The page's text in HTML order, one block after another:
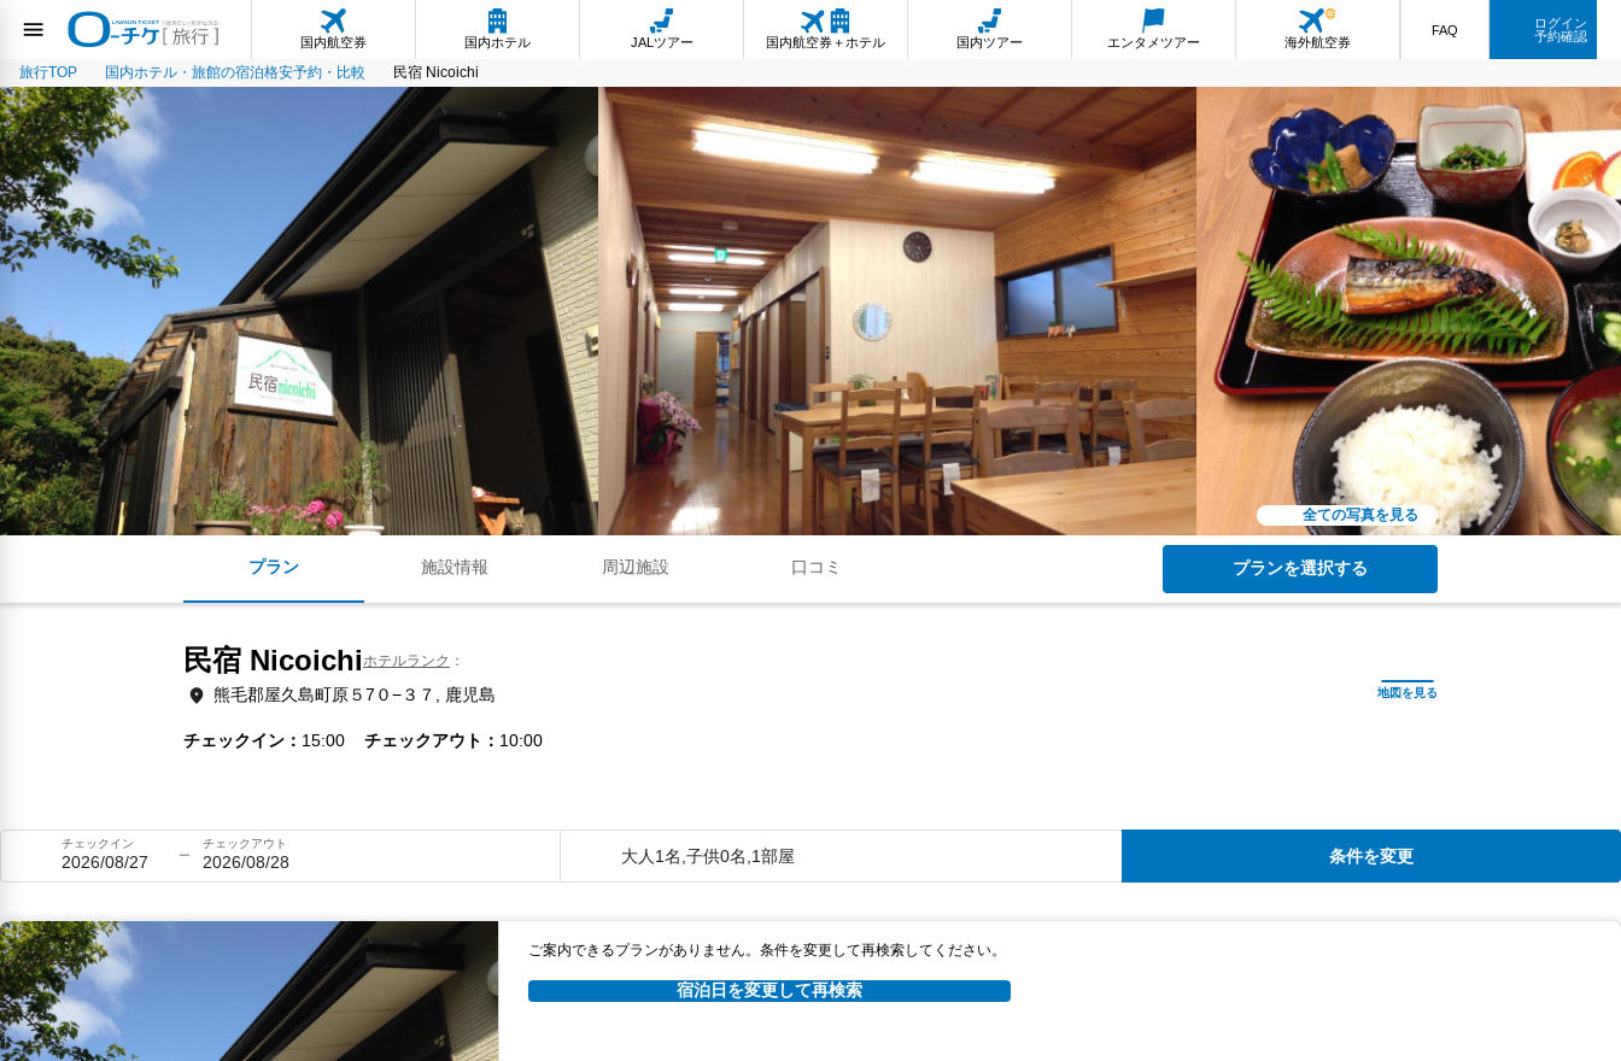
国内航空券 国内ホテル JALツアー 国内航空券＋ホテル 国内ツアー エンタメツアー 海外航空券
FAQ
ログイン
予約確認
旅行TOP 国内ホテル・旅館の宿泊格安予約・比較 民宿 Nicoichi
全ての写真を見る
プラン 施設情報 周辺施設 口コミ プランを選択する
民宿 Nicoichi ホテルランク
熊毛郡屋久島町原５7０−３７, 鹿児島
チェックイン 15:00 チェックアウト 10:00
チェックイン
2026/08/27
チェックアウト
2026/08/28 大人1名,子供0名,1部屋 条件を変更
ご案内できるプランがありません。条件を変更して再検索してください。
宿泊日を変更して再検索